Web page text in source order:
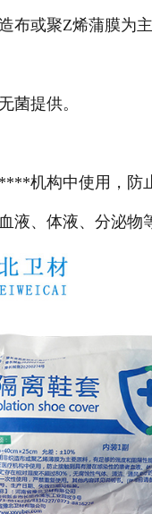
布或聚Z烯蒲膜为
菌提供。
机构中使用，防
液、体液、分泌物